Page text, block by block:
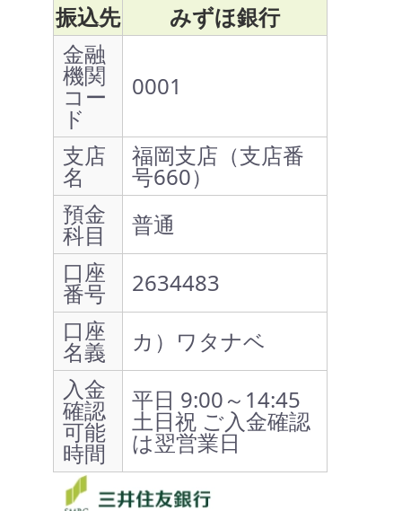
振込先
みずほ銀行
金融
機関
コー
ド
0001
支店
名
福岡支店（支店番
号660）
預金
科目
普通
口座
番号
2634483
口座
名義
カ）ワタナベ
入金
確認
可能
時間
平日 9:00～14:45
土日祝 ご入金確認
は翌営業日